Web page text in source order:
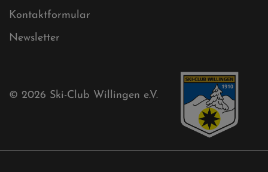
Kontaktformular